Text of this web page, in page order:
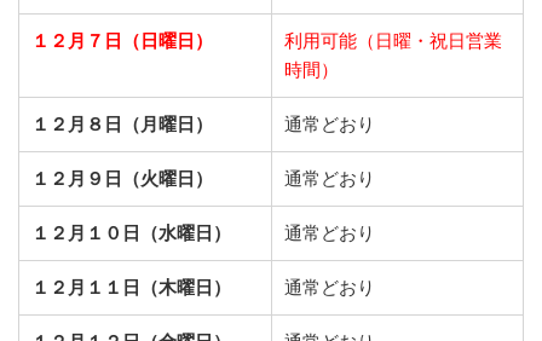
１２月７日（日曜日）
利用可能（日曜・祝日営業
時間）
１２月８日（月曜日） 通常どおり
１２月９日（火曜日） 通常どおり
１２月１０日（水曜日） 通常どおり
１２月１１日（木曜日） 通常どおり